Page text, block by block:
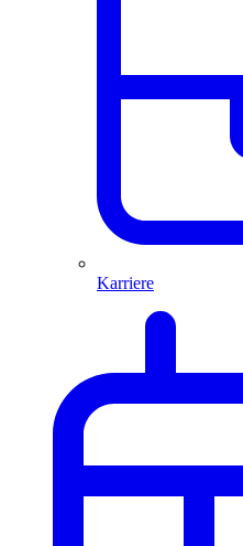
Karriere